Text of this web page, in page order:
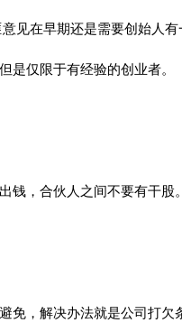
见在早期还是需要创始人
是仅限于有经验的创业者。
钱，合伙人之间不要有干股
免，解决办法就是公司打